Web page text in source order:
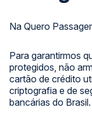
Na Quero
Para garantirmos
protegidos, não
cartão de crédito
criptografia e de
bancárias do Brasil.